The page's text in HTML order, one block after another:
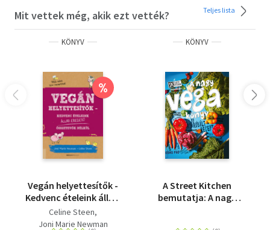
Mit vettek még, akik ezt vették? Teljes lista
KÖNYV
%
Vegán helyettesítők -
Kedvenc ételeink állati
eredetű összetevők
nélkül
Celine Steen
Joni Marie Newman
KÖNYV
A Street Kitchen
bemutatja: A nagy